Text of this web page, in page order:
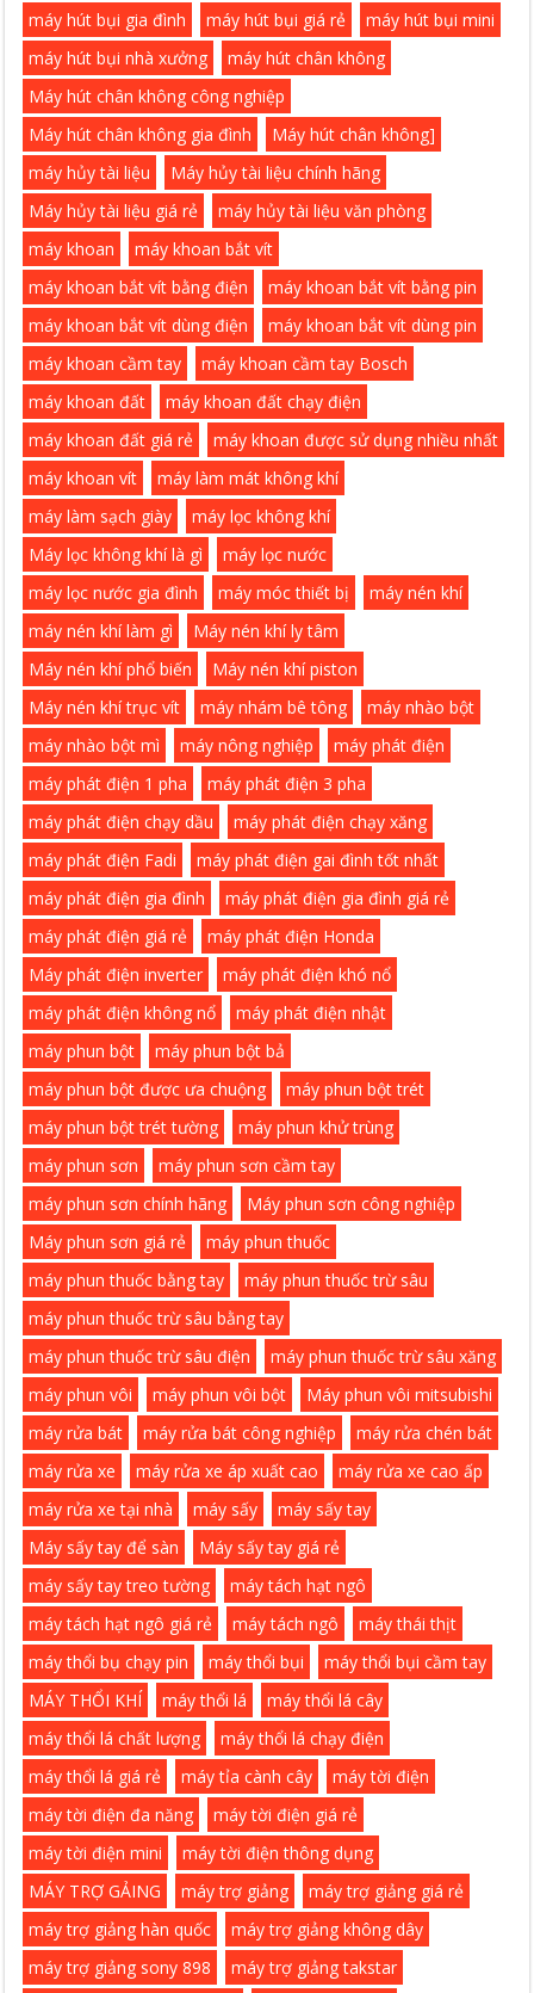
máy hút bụi gia đình máy hút bụi giá rẻ
máy hút bụi mini
máy hút bụi nhà xưởng
máy hút chân không
Máy hút chân không công nghiệp
Máy hút chân không gia đình
Máy hút chân không]
máy hủy tài liệu
Máy hủy tài liệu chính hãng
Máy hủy tài liệu giá rẻ
máy hủy tài liệu văn phòng
máy khoan
máy khoan bắt vít
máy khoan bắt vít bằng điện
máy khoan bắt vít bằng pin
máy khoan bắt vít dùng điện
máy khoan bắt vít dùng pin
máy khoan cầm tay
máy khoan cầm tay Bosch
máy khoan đất
máy khoan đất chạy điện
máy khoan đất giá rẻ
máy khoan được sử dụng nhiều nhất
máy khoan vít
máy làm mát không khí
máy làm sạch giày
máy lọc không khí
Máy lọc không khí là gì
máy lọc nước
máy lọc nước gia đình
máy móc thiết bị
máy nén khí
máy nén khí làm gì
Máy nén khí ly tâm
Máy nén khí phổ biến
Máy nén khí piston
Máy nén khí trục vít
máy nhám bê tông
máy nhào bột
máy nhào bột mì
máy nông nghiệp
máy phát điện
máy phát điện 1 pha
máy phát điện 3 pha
máy phát điện chạy dầu
máy phát điện chạy xăng
máy phát điện Fadi
máy phát điện gai đình tốt nhất
máy phát điện gia đình
máy phát điện gia đình giá rẻ
máy phát điện giá rẻ
máy phát điện Honda
Máy phát điện inverter
máy phát điện khó nổ
máy phát điện không nổ
máy phát điện nhật
máy phun bột
máy phun bột bả
máy phun bột được ưa chuộng
máy phun bột trét
máy phun bột trét tường
máy phun khử trùng
máy phun sơn
máy phun sơn cầm tay
máy phun sơn chính hãng
Máy phun sơn công nghiệp
Máy phun sơn giá rẻ
máy phun thuốc
máy phun thuốc bằng tay
máy phun thuốc trừ sâu
máy phun thuốc trừ sâu bằng tay
máy phun thuốc trừ sâu điện
máy phun thuốc trừ sâu xăng
máy phun vôi
máy phun vôi bột
Máy phun vôi mitsubishi
máy rửa bát
máy rửa bát công nghiệp
máy rửa chén bát
máy rửa xe
máy rửa xe áp xuất cao
máy rửa xe cao ấp
máy rửa xe tại nhà
máy sấy
máy sấy tay
Máy sấy tay để sàn
Máy sấy tay giá rẻ
máy sấy tay treo tường
máy tách hạt ngô
máy tách hạt ngô giá rẻ
máy tách ngô
máy thái thịt
máy thổi bụ chạy pin
máy thổi bụi
máy thổi bụi cầm tay
MÁY THỔI KHÍ
máy thổi lá
máy thổi lá cây
máy thổi lá chất lượng
máy thổi lá chạy điện
máy thổi lá giá rẻ
máy tỉa cành cây
máy tời điện
máy tời điện đa năng
máy tời điện giá rẻ
máy tời điện mini
máy tời điện thông dụng
MÁY TRỢ GẢING
máy trợ giảng
máy trợ giảng giá rẻ
máy trợ giảng hàn quốc
máy trợ giảng không dây
máy trợ giảng sony 898
máy trợ giảng takstar